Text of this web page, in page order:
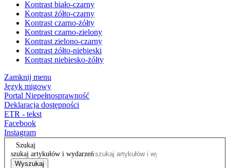
Kontrast biało-czarny
Kontrast żółto-czarny
Kontrast czarno-żółty
Kontrast czarno-zielony
Kontrast zielono-czarny
Kontrast żółto-niebieski
Kontrast niebiesko-żółty
Zamknij menu
Język migowy
Portal Niepełnosprawność
Deklaracja dostępności
ETR - tekst
Facebook
Instagram
Szukaj
szukaj artykułów i wydarzeń
Wyszukaj